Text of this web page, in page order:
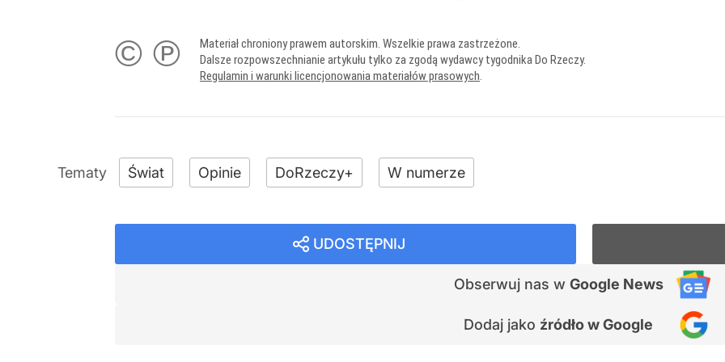
© ℗
Materiał chroniony prawem autorskim. Wszelkie prawa zastrzeżone.
Dalsze rozpowszechnianie artykułu tylko za zgodą wydawcy tygodnika Do Rzeczy.
Regulamin i warunki licencjonowania materiałów prasowych.
Świat Opinie DoRzeczy+ W numerze
UDOSTĘPNIJ
Obserwuj nas w Google News
Dodaj jako źródło w Google